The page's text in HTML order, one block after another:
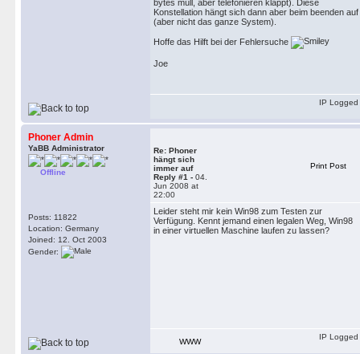
bytes müll, aber telefonieren klappt). Diese
Konstellation hängt sich dann aber beim beenden auf
(aber nicht das ganze System).
Hoffe das Hilft bei der Fehlersuche
Joe
IP Logged
Phoner Admin
YaBB Administrator
Offline
Posts: 11822
Location: Germany
Joined: 12. Oct 2003
Gender:
Re: Phoner
hängt sich
immer auf
Reply #1 - 04.
Jun 2008 at
22:00
Print Post
Leider steht mir kein Win98 zum Testen zur
Verfügung. Kennt jemand einen legalen Weg, Win98
in einer virtuellen Maschine laufen zu lassen?
WWW
IP Logged